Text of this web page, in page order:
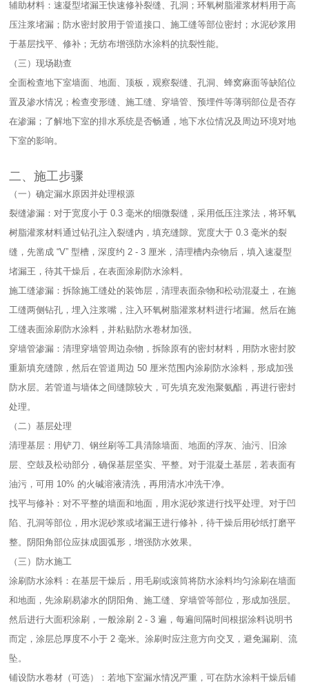
辅助材料：速凝型堵漏王快速修补裂缝、孔洞；环氧树脂灌浆材料用于高
压注浆堵漏；防水密封胶用于管道接口、施工缝等部位密封；水泥砂浆用
于基层找平、修补；无纺布增强防水涂料的抗裂性能。​
（三）现场勘查​
全面检查地下室墙面、地面、顶板，观察裂缝、孔洞、蜂窝麻面等缺陷位
置及渗水情况；检查变形缝、施工缝、穿墙管、预埋件等薄弱部位是否存
在渗漏；了解地下室的排水系统是否畅通，地下水位情况及周边环境对地
下室的影响。​
二、施工步骤​
（一）确定漏水原因并处理根源​
裂缝渗漏：对于宽度小于 0.3 毫米的细微裂缝，采用低压注浆法，将环氧
树脂灌浆材料通过钻孔注入裂缝内，填充缝隙。宽度大于 0.3 毫米的裂
缝，先凿成 “V” 型槽，深度约 2 - 3 厘米，清理槽内杂物后，填入速凝型
堵漏王，待其干燥后，在表面涂刷防水涂料。​
施工缝渗漏：拆除施工缝处的装饰层，清理表面杂物和松动混凝土，在施
工缝两侧钻孔，埋入注浆嘴，注入环氧树脂灌浆材料进行堵漏。然后在施
工缝表面涂刷防水涂料，并粘贴防水卷材加强。​
穿墙管渗漏：清理穿墙管周边杂物，拆除原有的密封材料，用防水密封胶
重新填充缝隙，然后在管道周边 50 厘米范围内涂刷防水涂料，形成加强
防水层。若管道与墙体之间缝隙较大，可先填充发泡聚氨酯，再进行密封
处理。​
（二）基层处理​
清理基层：用铲刀、钢丝刷等工具清除墙面、地面的浮灰、油污、旧涂
层、空鼓及松动部分，确保基层坚实、平整。对于混凝土基层，若表面有
油污，可用 10% 的火碱溶液清洗，再用清水冲洗干净。​
找平与修补：对不平整的墙面和地面，用水泥砂浆进行找平处理。对于凹
陷、孔洞等部位，用水泥砂浆或堵漏王进行修补，待干燥后用砂纸打磨平
整。阴阳角部位应抹成圆弧形，增强防水效果。​
（三）防水施工​
涂刷防水涂料：在基层干燥后，用毛刷或滚筒将防水涂料均匀涂刷在墙面
和地面，先涂刷易渗水的阴阳角、施工缝、穿墙管等部位，形成加强层。
然后进行大面积涂刷，一般涂刷 2 - 3 遍，每遍间隔时间根据涂料说明书
而定，涂层总厚度不小于 2 毫米。涂刷时应注意方向交叉，避免漏刷、流
坠。​
铺设防水卷材（可选）：若地下室漏水情况严重，可在防水涂料干燥后铺